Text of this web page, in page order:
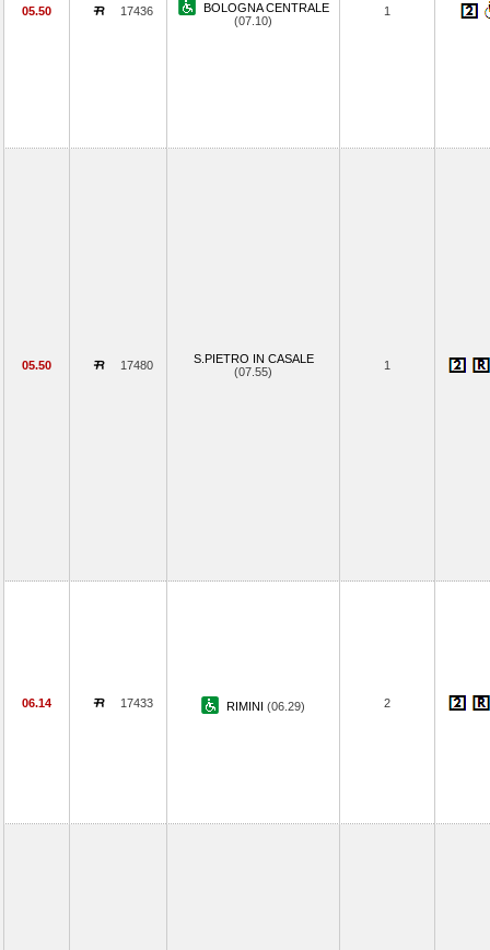
05.50 17436
BOLOGNA CENTRALE
(07.10)
1
05.50 17480
S.PIETRO IN CASALE
(07.55)
1
06.14 17433 RIMINI (06.29) 2